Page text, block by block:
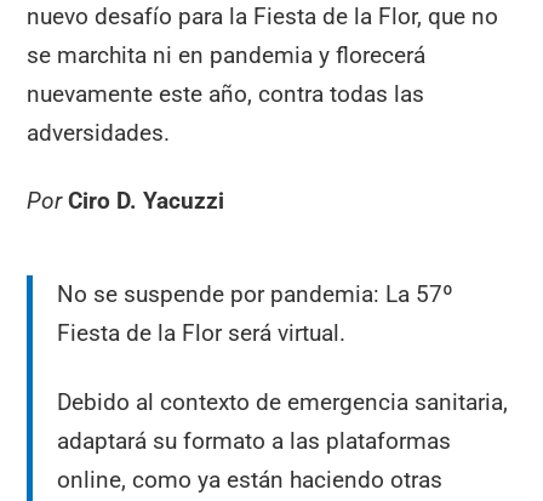
nuevo desafío para la Fiesta de la Flor, que no
se marchita ni en pandemia y florecerá
nuevamente este año, contra todas las
adversidades.
Por Ciro D. Yacuzzi
No se suspende por pandemia: La 57º
Fiesta de la Flor será virtual.
Debido al contexto de emergencia sanitaria,
adaptará su formato a las plataformas
online, como ya están haciendo otras